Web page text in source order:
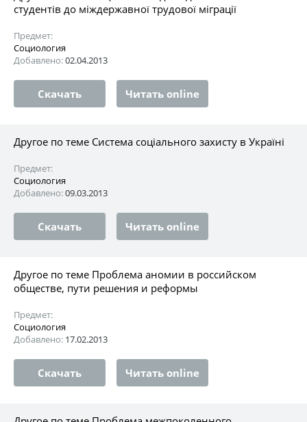
студентів до міждержавної трудової міграції
Предмет:
Социология
Добавлено:02.04.2013
Скачать Читать online
Другое по теме Система соціального захисту в Україні
Предмет:
Социология
Добавлено:09.03.2013
Скачать Читать online
Другое по теме Проблема аномии в российском
обществе, пути решения и реформы
Предмет:
Социология
Добавлено: 17.02.2013
Скачать Читать online